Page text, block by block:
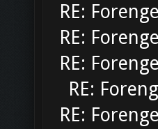
RE:
RE:
RE:
RE:
RE: